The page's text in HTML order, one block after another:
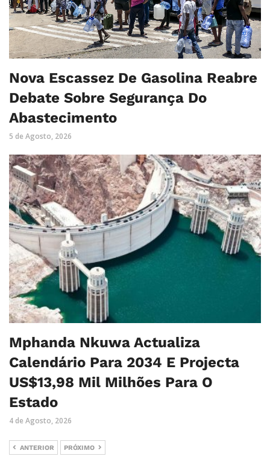
Nova Escassez De Gasolina Reabre
Debate Sobre Segurança Do
Abastecimento
5 de Agosto, 2026
Mphanda Nkuwa Actualiza
Calendário Para 2034 E Projecta
US$13,98 Mil Milhões Para O
Estado
4 de Agosto, 2026
ANTERIOR PRÓXIMO